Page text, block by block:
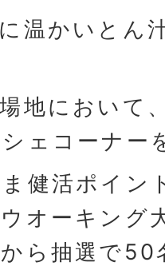
温かいとん
地において
ェコーナー
健活ポイン
オーキング
ら抽選で